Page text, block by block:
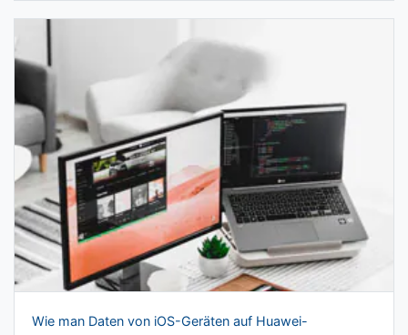
Wie man Daten von iOS-Geräten auf Huawei-